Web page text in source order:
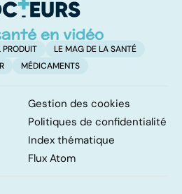
PRODUIT
LE MAG DE LA SANTÉ
MÉDICAMENTS
Gestion des cookies
Politiques de confidentialité
Index thématique
Flux Atom